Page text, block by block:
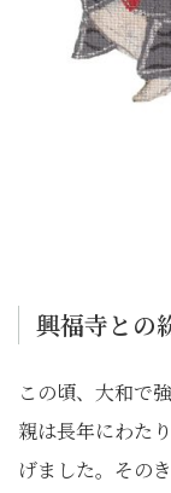
興福寺との
この頃、大和で
親は長年にわた
げました。その